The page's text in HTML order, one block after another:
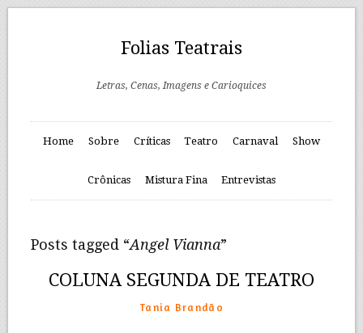
Folias Teatrais
Letras, Cenas, Imagens e Carioquices
Home Sobre Críticas Teatro Carnaval Show
Crônicas Mistura Fina Entrevistas
Posts tagged “Angel Vianna”
COLUNA SEGUNDA DE TEATRO
Tania Brandão